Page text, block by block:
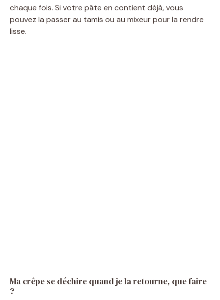
chaque fois. Si votre pâte en contient déjà, vous
pouvez la passer au tamis ou au mixeur pour la rendre
lisse.
Ma crêpe se déchire quand je la retourne, que faire
?